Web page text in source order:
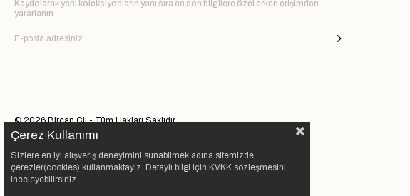
Kaydolarak yeni koleksiyonların yanı sıra en son bilgilere özel erken erişimden
yararlanın.
© 2026 Bircan Çil - Tüm Hakları Saklıdır.
Çerez Kullanımı
Sizlere en iyi alışveriş deneyimini sunabilmek adına sitemizde
çerezler(cookies) kullanmaktayız. Detaylı bilgi için KVKK sözleşmesini
inceleyebilirsiniz.